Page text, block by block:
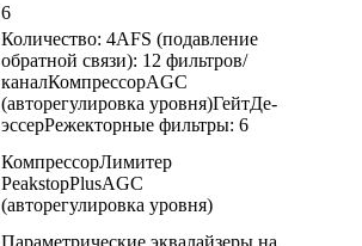
6
Количество: 4AFS (подавление
обратной связи): 12 фильтров/
каналКомпрессорAGC
(авторегулировка уровня)ГейтДе-
эссерРежекторные фильтры: 6
КомпрессорЛимитер
PeakstopPlusAGC
(авторегулировка уровня)
Параметрические эквалайзеры на